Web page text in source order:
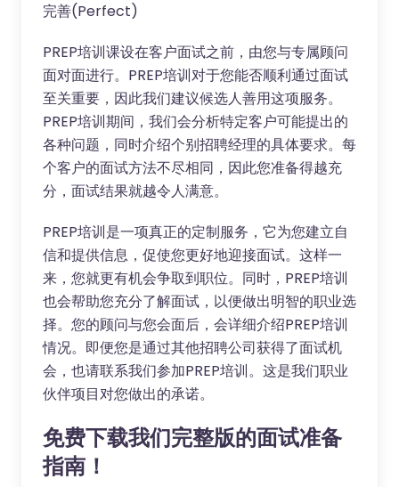
完善(Perfect)
PREP培训课设在客户面试之前，由您与专属顾问
面对面进行。PREP培训对于您能否顺利通过面试
至关重要，因此我们建议候选人善用这项服务。
PREP培训期间，我们会分析特定客户可能提出的
各种问题，同时介绍个别招聘经理的具体要求。每
个客户的面试方法不尽相同，因此您准备得越充
分，面试结果就越令人满意。
PREP培训是一项真正的定制服务，它为您建立自
信和提供信息，促使您更好地迎接面试。这样一
来，您就更有机会争取到职位。同时，PREP培训
也会帮助您充分了解面试，以便做出明智的职业选
择。您的顾问与您会面后，会详细介绍PREP培训
情况。即便您是通过其他招聘公司获得了面试机
会，也请联系我们参加PREP培训。这是我们职业
伙伴项目对您做出的承诺。
免费下载我们完整版的面试准备
指南！